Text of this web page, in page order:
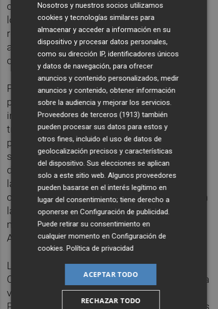
correcta aplicación y control, reforzándose
los controles actuales. Con ello se da
respuesta a una larga reclamación de la
administración española y del sector
citrícola.
Por lo que se refiere a la mancha negra, la
propuesta presentada por la Comisión
incrementa los requisitos sanitarios, de
trazabilidad y los controles por parte de los
países de origen, reforzando con ello el
sistema de garantías exigidas. Además y
debido a las interceptaciones producidas en
las importaciones de los cítricos durante la
campaña de 2021, se incluye a Zimbabue en
la lista de países afectados por estas
medidas, en los que ya estaban incluidos
Argentina, Brasil, Uruguay y Sudáfrica.
Las dos propuestas presentadas por la
Comisión Europea se abordarán, por primera
vez, la próxima semana en el Comité
Nosotros y nuestros socios utilizamos
cookies y tecnologías similares para
almacenar y acceder a información en su
dispositivo y procesar datos personales,
como su dirección IP, identificadores únicos
y datos de navegación, para ofrecer
anuncios y contenido personalizados, medir
anuncios y contenido, obtener información
sobre la audiencia y mejorar los servicios.
Proveedores de terceros (1913) también
pueden procesar sus datos para estos y
otros fines, incluido el uso de datos de
geolocalización precisos y características
del dispositivo. Sus elecciones se aplican
solo a este sitio web. Algunos proveedores
pueden basarse en el interés legítimo en
lugar del consentimiento; tiene derecho a
oponerse enConfiguración de publicidad
Puede retirar su consentimiento en
cualquier momento enConfiguración de
cookies .Política de privacidad
ACEPTAR TODO
RECHAZAR TODO